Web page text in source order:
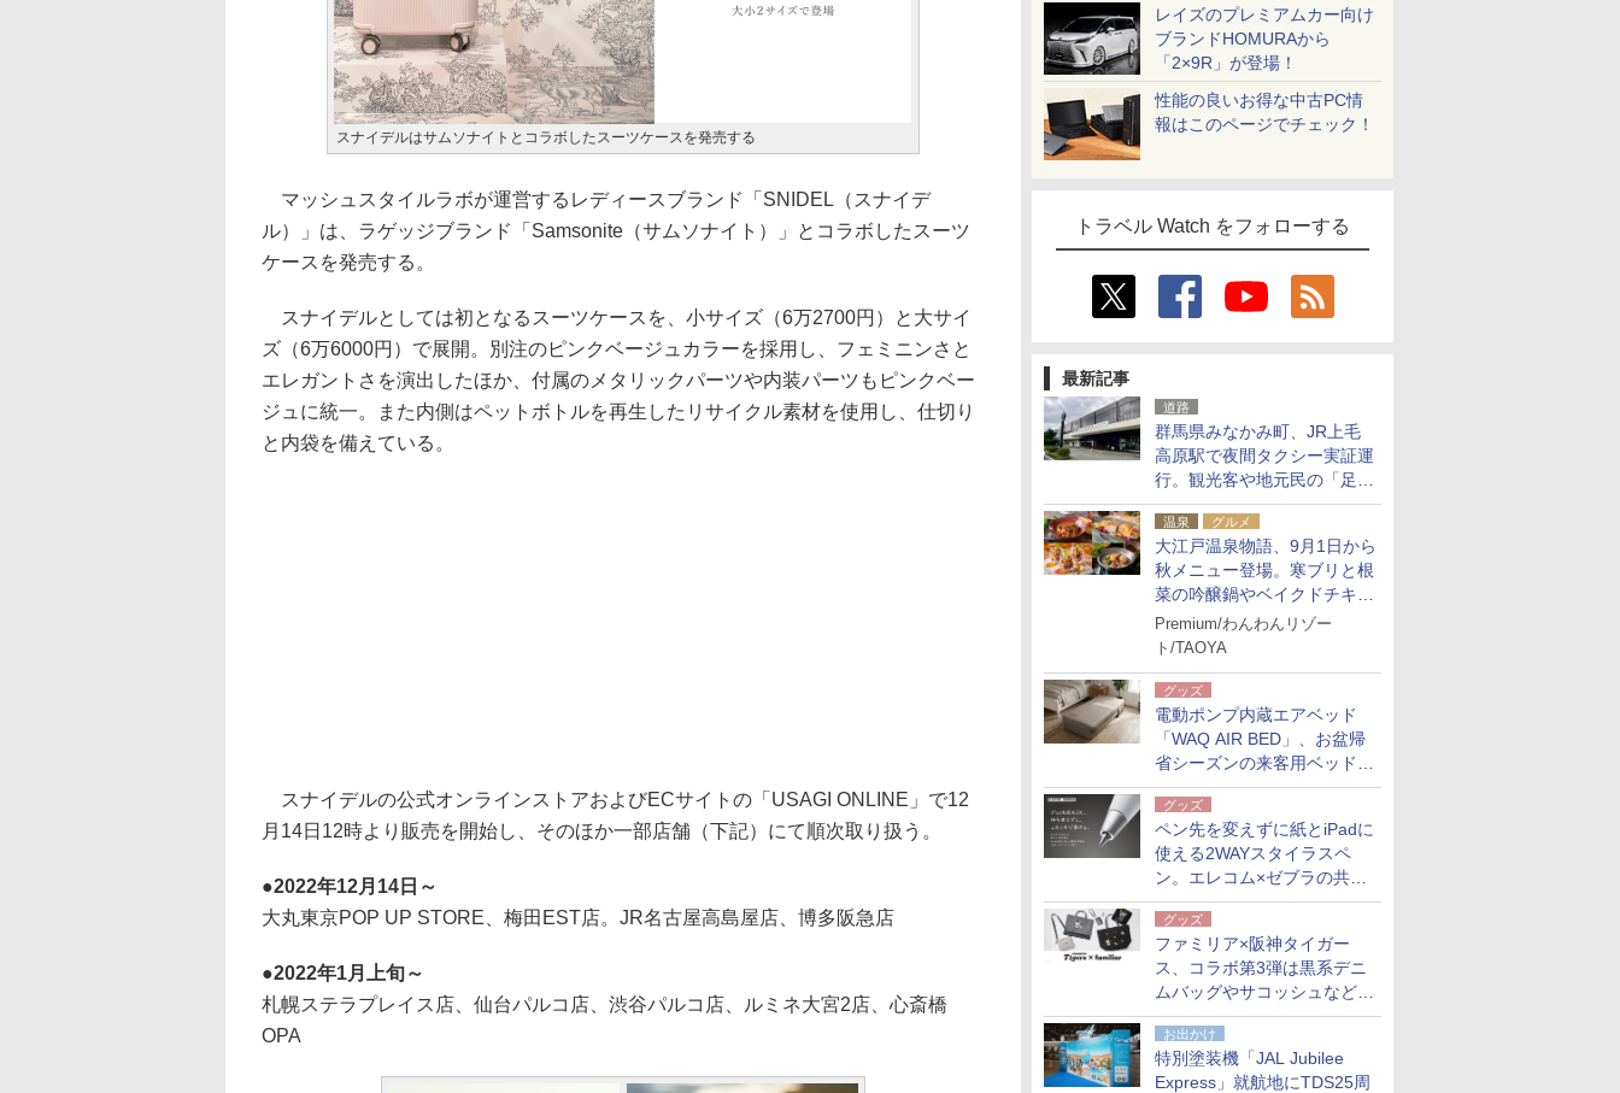
レイズのプレミアムカー向け
ブランドHOMURAから
「2×9R」が登場！
性能の良いお得な中古PC情
報はこのページでチェック！
トラベル Watch をフォローする
最新記事
道路
群馬県みなかみ町、JR上毛
高原駅で夜間タクシー実証運
行。観光客や地元民の「足が
ない」課題解消へ、木金土に
2台体制
温泉 グルメ
大江戸温泉物語、9月1日から
秋メニュー登場。寒ブリと根
菜の吟醸鍋やベイクドチキ
ン、ショコラ＆栗スイーツも
食べ放題に
Premium/わんわんリゾー
ト/TAOYA
グッズ
電動ポンプ内蔵エアベッド
「WAQ AIR BED」、お盆帰
省シーズンの来客用ベッドに
も。使用後は収納バッグでコ
ンパクトに保管
グッズ
ペン先を変えずに紙とiPadに
使える2WAYスタイラスペ
ン。エレコム×ゼブラの共同
開発
グッズ
ファミリア×阪神タイガー
ス、コラボ第3弾は黒系デニ
ムバッグやサコッシュなど6
点。8月21日オンラインスト
アで発売
お出かけ
特別塗装機「JAL Jubilee
Express」就航地にTDS25周
スナイデルはサムソナイトとコラボしたスーツケースを発売する
マッシュスタイルラボが運営するレディースブランド「SNIDEL（スナイデ
ル）」は、ラゲッジブランド「Samsonite（サムソナイト）」とコラボしたスーツ
ケースを発売する。
スナイデルとしては初となるスーツケースを、小サイズ（6万2700円）と大サイ
ズ（6万6000円）で展開。別注のピンクベージュカラーを採用し、フェミニンさと
エレガントさを演出したほか、付属のメタリックパーツや内装パーツもピンクベー
ジュに統一。また内側はペットボトルを再生したリサイクル素材を使用し、仕切り
と内袋を備えている。
スナイデルの公式オンラインストアおよびECサイトの「USAGI ONLINE」で12
月14日12時より販売を開始し、そのほか一部店舗（下記）にて順次取り扱う。
2022年12月14日～
大丸東京POP UP STORE、梅田EST店。JR名古屋高島屋店、博多阪急店
2022年1月上旬～
札幌ステラプレイス店、仙台パルコ店、渋谷パルコ店、ルミネ大宮2店、心斎橋
OPA